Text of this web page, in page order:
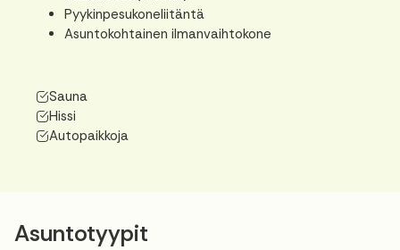
Pyykinpesukoneliitäntä
Asuntokohtainen ilmanvaihtokone
Sauna
Hissi
Autopaikkoja
Asuntotyypit